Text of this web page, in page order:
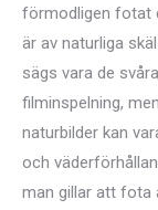
förmodligen fotat
är av naturliga
sägs vara de
filminspelning,
naturbilder kan
och
man gillar att fota